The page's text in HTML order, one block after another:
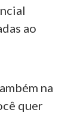
ao
na
quer